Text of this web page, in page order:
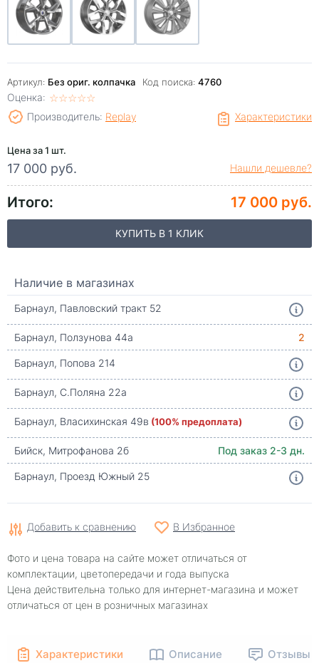
Артикул: Без ориг. колпачка Код поиска: 4760
Оценка: ☆☆☆☆☆
★★★★★
Характеристики
Производитель: Replay
Цена за 1 шт.
17 000 руб. Нашли дешевле?
Итого: 17 000 руб.
КУПИТЬ В 1 КЛИК
Наличие в магазинах
Барнаул, Павловский тракт 52
Барнаул, Ползунова 44а
2
Барнаул, Попова 214
Барнаул, С.Поляна 22а
Барнаул, Власихинская 49в (100% предоплата)
Бийск, Митрофанова 2б
Под заказ 2-3 дн.
Барнаул, Проезд Южный 25
Добавить к сравнению В Избранное
Фото и цена товара на сайте может отличаться от
комплектации, цветопередачи и года выпуска
Цена действительна только для интернет-магазина и может
отличаться от цен в розничных магазинах
Характеристики Описание Отзывы